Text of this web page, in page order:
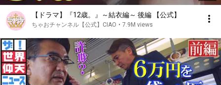
【ドラマ】『12歳。』～結衣編～ 後編 【公式】
ちゃおチャンネル【公式】CIAO • 7.9M views